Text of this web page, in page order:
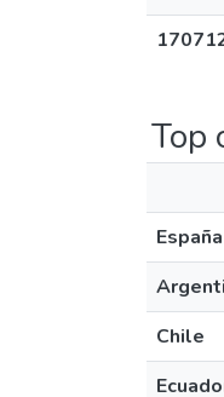
Top
España
Chile